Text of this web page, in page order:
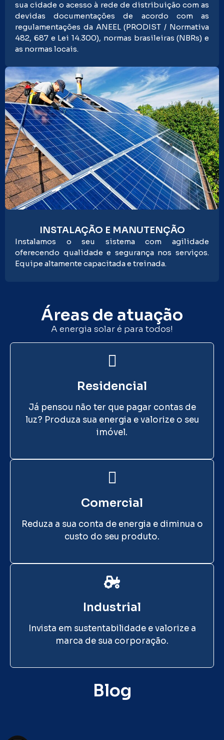
sua cidade o acesso à rede de distribuição com as
devidas documentações de acordo com as
regulamentações da ANEEL (PRODIST / Normativa
482, 687 e Lei 14.300), normas brasileiras (NBRs) e
as normas locais.
INSTALAÇÃO E MANUTENÇÃO
Instalamos o seu sistema com agilidade
oferecendo qualidade e segurança nos serviços.
Equipe altamente capacitada e treinada.
Áreas de atuação
A energia solar é para todos!
Residencial
Já pensou não ter que pagar contas de
luz? Produza sua energia e valorize o seu
imóvel.
Comercial
Reduza a sua conta de energia e diminua o
custo do seu produto.
Industrial
Invista em sustentabilidade e valorize a
marca de sua corporação.
Blog